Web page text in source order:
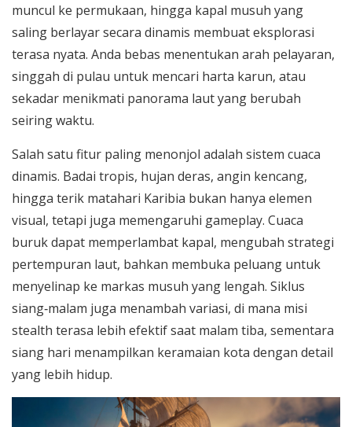
muncul ke permukaan, hingga kapal musuh yang
saling berlayar secara dinamis membuat eksplorasi
terasa nyata. Anda bebas menentukan arah pelayaran,
singgah di pulau untuk mencari harta karun, atau
sekadar menikmati panorama laut yang berubah
seiring waktu.
Salah satu fitur paling menonjol adalah sistem cuaca
dinamis. Badai tropis, hujan deras, angin kencang,
hingga terik matahari Karibia bukan hanya elemen
visual, tetapi juga memengaruhi gameplay. Cuaca
buruk dapat memperlambat kapal, mengubah strategi
pertempuran laut, bahkan membuka peluang untuk
menyelinap ke markas musuh yang lengah. Siklus
siang‑malam juga menambah variasi, di mana misi
stealth terasa lebih efektif saat malam tiba, sementara
siang hari menampilkan keramaian kota dengan detail
yang lebih hidup.